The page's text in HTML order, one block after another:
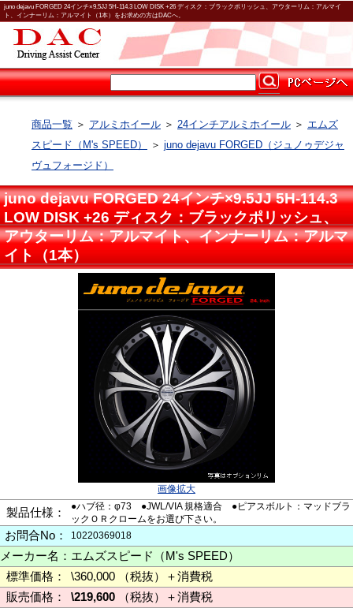
juno dejavu FORGED 24インチ×9.5JJ 5H-114.3 LOW DISK +26 ディスク：ブラックポリッシュ、アウターリム：アルマイ
ト、インナーリム：アルマイト（1本）をお求めの方はDACへ。
商品一覧 ＞ アルミホイール ＞ 24インチアルミホイール ＞ エムズ
スピード（M's SPEED）
＞ juno dejavu FORGED（ジュノゥデジャ
ヴュフォージド）
juno dejavu FORGED 24インチ×9.5JJ 5H-114.3
LOW DISK +26 ディスク：ブラックポリッシュ、
アウターリム：アルマイト、インナーリム：アルマ
イト（1本）
画像拡大
製品仕様：
●ハブ径：φ73 ●JWL/VIA 規格適合 ●ピアスボルト：マッドブラ
ックＯＲクロームをお選び下さい。
お問合No： 10220369018
メーカー名： エムズスピード（M's SPEED）
標準価格：
\360,000 （税抜）＋消費税
販売価格：
\219,600 （税抜）＋消費税